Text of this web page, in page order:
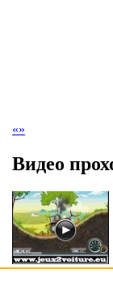
«»
Видео